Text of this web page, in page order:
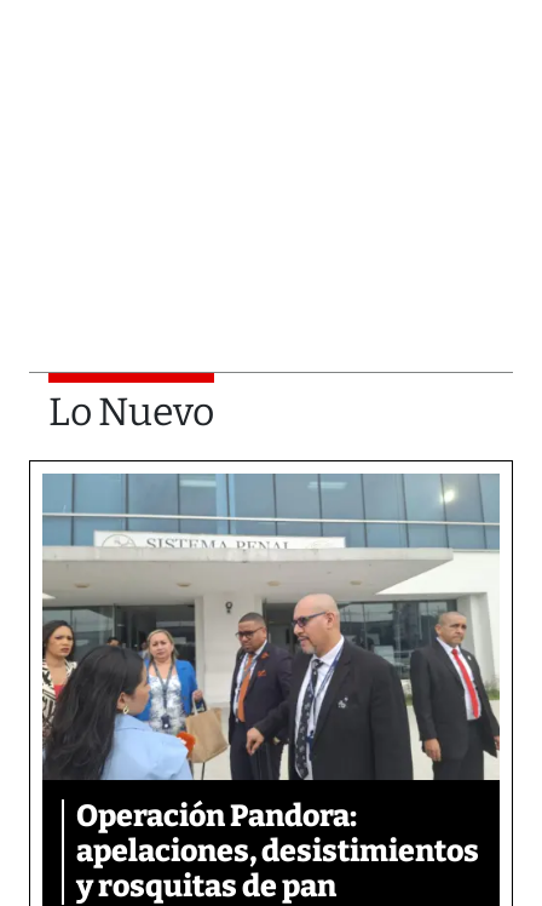
Lo Nuevo
Operación Pandora:
apelaciones, desistimientos
y rosquitas de pan